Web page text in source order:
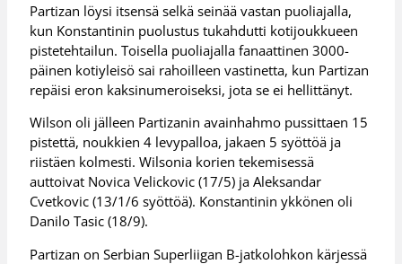
Partizan löysi itsensä selkä seinää vastan puoliajalla,
kun Konstantinin puolustus tukahdutti kotijoukkueen
pistetehtailun. Toisella puoliajalla fanaattinen 3000-
päinen kotiyleisö sai rahoilleen vastinetta, kun Partizan
repäisi eron kaksinumeroiseksi, jota se ei hellittänyt.
Wilson oli jälleen Partizanin avainhahmo pussittaen 15
pistettä, noukkien 4 levypalloa, jakaen 5 syöttöä ja
riistäen kolmesti. Wilsonia korien tekemisessä
auttoivat Novica Velickovic (17/5) ja Aleksandar
Cvetkovic (13/1/6 syöttöä). Konstantinin ykkönen oli
Danilo Tasic (18/9).
Partizan on Serbian Superliigan B-jatkolohkon kärjessä